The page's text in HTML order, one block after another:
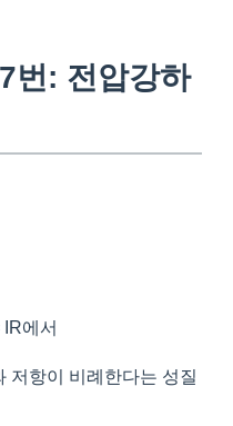
번: 전압강하
에서
저항이 비례한다는 성질